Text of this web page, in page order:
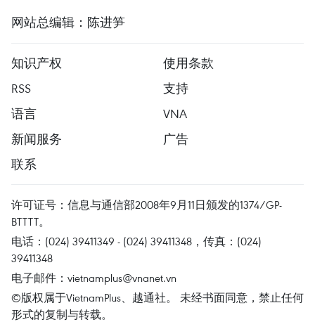
网站总编辑：陈进笋
知识产权
使用条款
RSS
支持
语言
VNA
新闻服务
广告
联系
许可证号：信息与通信部2008年9月11日颁发的1374/GP-
BTTTT。
电话：(024) 39411349 - (024) 39411348，传真：(024)
39411348
电子邮件： vietnamplus@vnanet.vn
©版权属于VietnamPlus、越通社。 未经书面同意，禁止任何
形式的复制与转载。